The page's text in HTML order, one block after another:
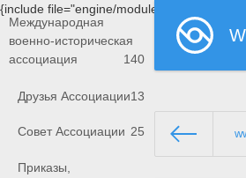
{include file="engine/modules/saperu/
Международная
военно-историческая
ассоциация
140
Друзья Ассоциации13
Совет Ассоциации 25
Приказы,